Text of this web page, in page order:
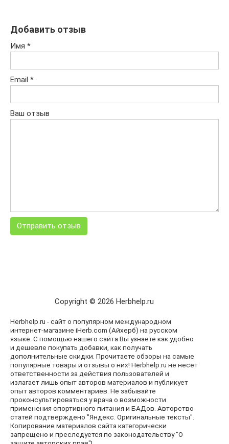
Добавить отзыв
Имя *
Email *
Ваш отзыв
Copyright © 2026 Herbhelp.ru
Herbhelp.ru - сайт о популярном международном
интернет-магазине iHerb.com (Айхерб) на русском
языке. С помощью нашего сайта Вы узнаете как удобно
и дешевле покупать добавки, как получать
дополнительные скидки. Прочитаете обзоры на самые
популярные товары и отзывы о них! Herbhelp.ru не несет
ответственности за действия пользователей и
излагает лишь опыт авторов материалов и публикует
опыт авторов комментариев. Не забывайте
проконсультироваться у врача о возможности
применения спортивного питания и БАДов. Авторство
статей подтверждено "Яндекс. Оригинальные тексты".
Копирование материалов сайта категорически
запрещено и преследуется по законодательству "О